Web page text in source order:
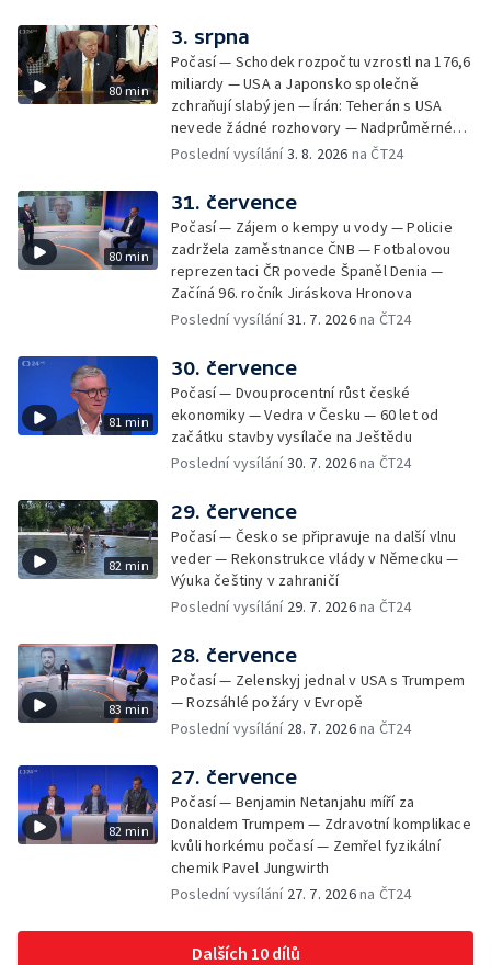
80 min
3. srpna
Počasí — Schodek rozpočtu vzrostl na 176,6
miliardy — USA a Japonsko společně
zchraňují slabý jen — Írán: Teherán s USA
nevede žádné rozhovory — Nadprůměrné
množství vos v Česku
Poslední vysílání3. 8. 2026 na ČT24
80 min
31. července
Počasí — Zájem o kempy u vody — Policie
zadržela zaměstnance ČNB — Fotbalovou
reprezentaci ČR povede Španěl Denia —
Začíná 96. ročník Jiráskova Hronova
Poslední vysílání31. 7. 2026na ČT24
81 min
30. července
Počasí — Dvouprocentní růst české
ekonomiky — Vedra v Česku — 60 let od
začátku stavby vysílače na Ještědu
Poslední vysílání30. 7. 2026na ČT24
82 min
29. července
Počasí — Česko se připravuje na další vlnu
veder — Rekonstrukce vlády v Německu —
Výuka češtiny v zahraničí
Poslední vysílání 29. 7. 2026na ČT24
83 min
28. července
Počasí — Zelenskyj jednal v USA s Trumpem
— Rozsáhlé požáry v Evropě
Poslední vysílání 28. 7. 2026na ČT24
82 min
27. července
Počasí — Benjamin Netanjahu míří za
Donaldem Trumpem — Zdravotní komplikace
kvůli horkému počasí — Zemřel fyzikální
chemik Pavel Jungwirth
Poslední vysílání 27. 7. 2026na ČT24
Dalších 10 dílů